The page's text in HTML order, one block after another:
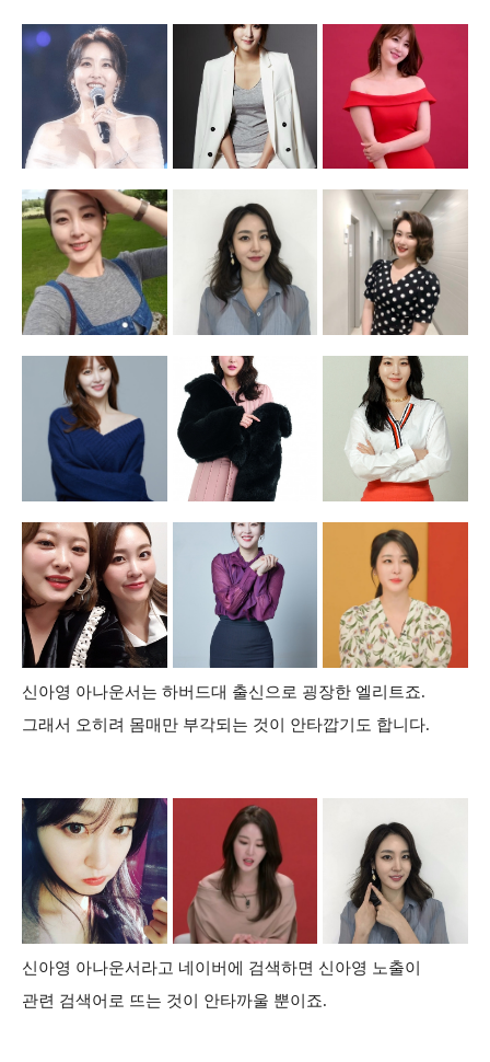
신아영 아나운서는 하버드대 출신으로 굉장한 엘리트죠.
그래서 오히려 몸매만 부각되는 것이 안타깝기도 합니다.
신아영 아나운서라고 네이버에 검색하면 신아영 노출이
관련 검색어로 뜨는 것이 안타까울 뿐이죠.